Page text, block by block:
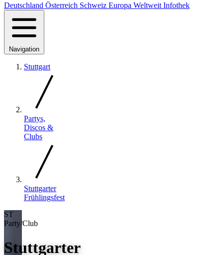
Deutschland Österreich Schweiz Europa Weltweit Infothek
Navigation
Stuttgart
Partys,
Discos &
Clubs
Stuttgarter
Frühlingsfest
ST
Party/Club
Stuttgarter